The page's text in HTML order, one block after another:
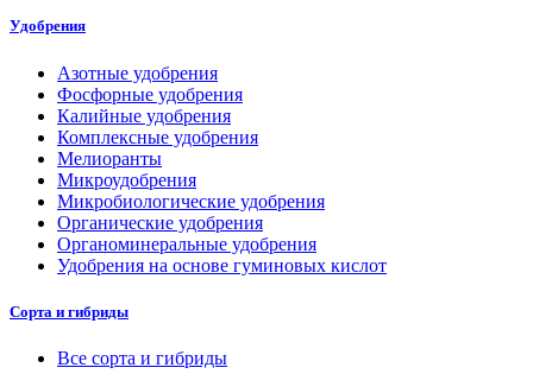
Удобрения
Азотные удобрения
Фосфорные удобрения
Калийные удобрения
Комплексные удобрения
Мелиоранты
Микроудобрения
Микробиологические удобрения
Органические удобрения
Органоминеральные удобрения
Удобрения на основе гуминовых кислот
Сорта и гибриды
Все сорта и гибриды